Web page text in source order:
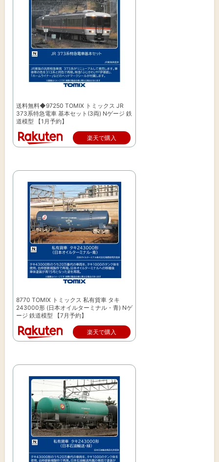
送料無料◆97250 TOMIX トミックス JR
373系特急電車 基本セット(3両) Nゲージ 鉄
道模型 【1月予約】
楽天で購入
8770 TOMIX トミックス 私有貨車 タキ
243000形 (日本オイルターミナル・青) Nゲ
ージ 鉄道模型 【7月予約】
楽天で購入